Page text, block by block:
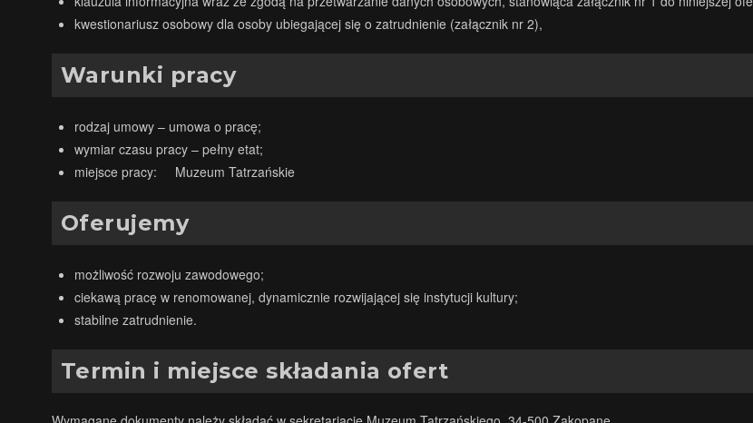
kwestionariusz osobowy dla osoby ubiegającej się o zatrudnienie (załącznik nr 2),
Warunki pracy
rodzaj umowy – umowa o pracę;
wymiar czasu pracy – pełny etat;
miejsce pracy: Muzeum Tatrzańskie
Oferujemy
możliwość rozwoju zawodowego;
ciekawą pracę w renomowanej, dynamicznie rozwijającej się instytucji kultury;
stabilne zatrudnienie.
Termin i miejsce składania ofert